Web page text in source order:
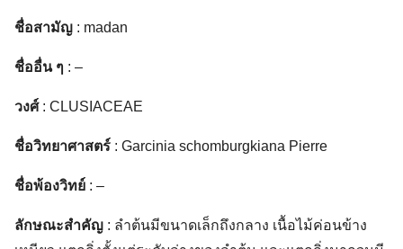
ชื่อสามัญ : madan
ชื่ออื่น ๆ : –
วงศ์: CLUSIACEAE
ชื่อวิทยาศาสตร์ : Garcinia schomburgkiana Pierre
ชื่อพ้องวิทย์ : –
ลักษณะสำคัญ : ลำต้นมีขนาดเล็กถึงกลาง เนื้อไม้ค่อนข้าง